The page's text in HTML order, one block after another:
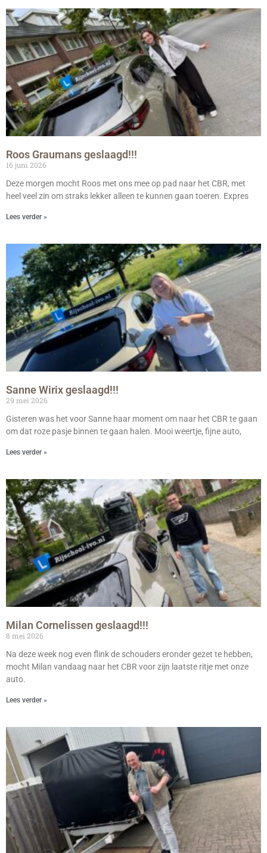
Roos Graumans geslaagd!!!
16 juni 2026
Deze morgen mocht Roos met ons mee op pad naar het CBR, met
heel veel zin om straks lekker alleen te kunnen gaan toeren. Expres
Lees verder »
Sanne Wirix geslaagd!!!
29 mei 2026
Gisteren was het voor Sanne haar moment om naar het CBR te gaan
om dat roze pasje binnen te gaan halen. Mooi weertje, fijne auto,
Lees verder »
Milan Cornelissen geslaagd!!!
8 mei 2026
Na deze week nog even flink de schouders eronder gezet te hebben,
mocht Milan vandaag naar het CBR voor zijn laatste ritje met onze
auto.
Lees verder »